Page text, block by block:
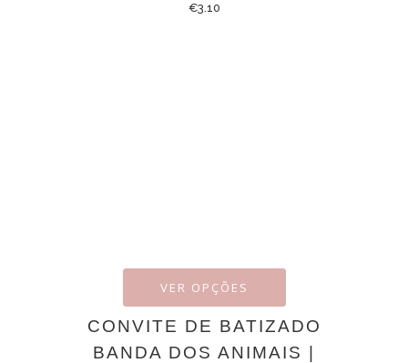
€3.10
VER OPÇÕES
CONVITE DE BATIZADO
BANDA DOS ANIMAIS |